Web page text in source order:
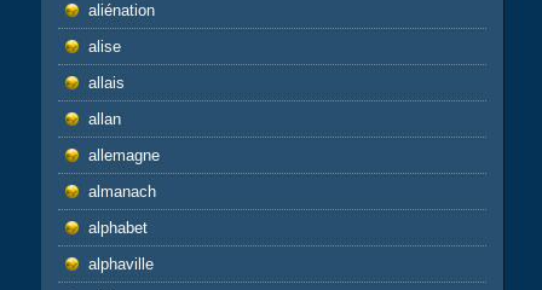
aliénation
alise
allais
allan
allemagne
almanach
alphabet
alphaville